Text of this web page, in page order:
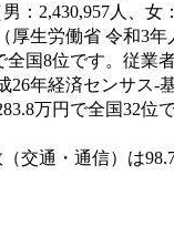
：2,430,957人、
厚生労働省 令和3年
国8位です。従業
年経済センサス‐
万円で全国32位
交通・通信）は